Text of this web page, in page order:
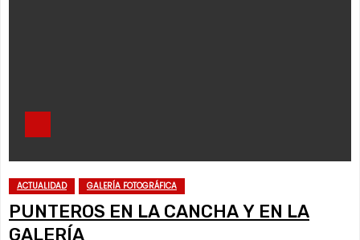
ACTUALIDAD GALERÍA FOTOGRÁFICA
PUNTEROS EN LA CANCHA Y EN LA
GALERÍA